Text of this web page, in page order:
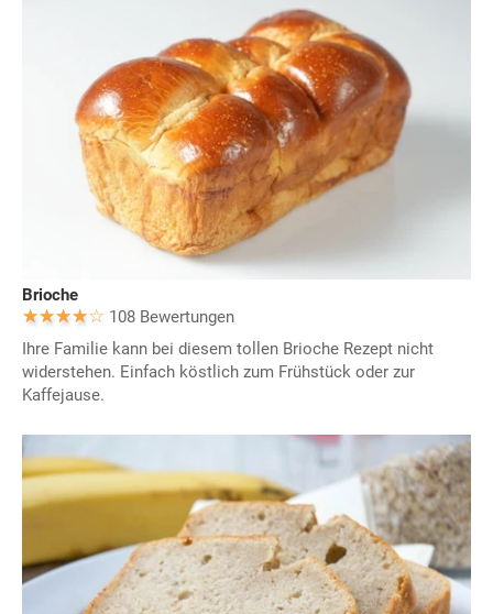
Brioche
108 Bewertungen
Ihre Familie kann bei diesem tollen Brioche Rezept nicht
widerstehen. Einfach köstlich zum Frühstück oder zur
Kaffejause.